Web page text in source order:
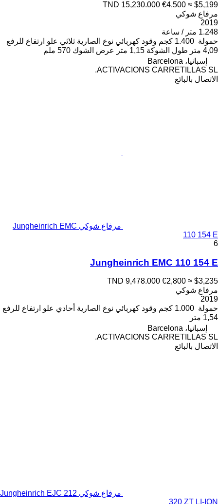
TND 15,230.000 €4,500 ≈ $5,199
مرفاع شوكي
2019
1.248 متر / ساعة
حمولة 1.400 كجم وقود كهربائي نوع الصارية ثلاثي علو ارتفاع للرفع
4,09 متر
طول الشوكة 1,15 متر عرض الشوك 570 ملم
إسبانيا، Barcelona
ACTIVACIONS CARRETILLAS SL.
الاتصال بالبائع
مرفاع شوكي Jungheinrich EMC
110 154 E
6
Jungheinrich EMC 110 154 E
TND 9,478.000 €2,800 ≈ $3,235
مرفاع شوكي
2019
حمولة 1.000 كجم وقود كهربائي نوع الصارية أحادي علو ارتفاع للرفع
1,54 متر
إسبانيا، Barcelona
ACTIVACIONS CARRETILLAS SL.
الاتصال بالبائع
مرفاع شوكي Jungheinrich EJC 212
320 ZT LI-ION